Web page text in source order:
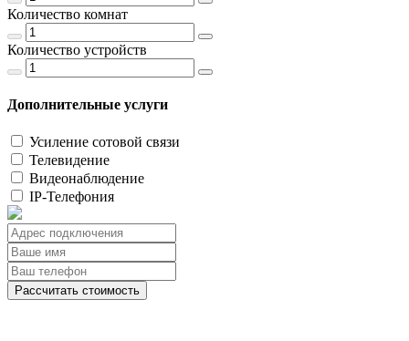
Количество комнат
Количество устройств
Дополнительные услуги
Усиление сотовой связи
Телевидение
Видеонаблюдение
IP-Телефония
Рассчитать стоимость